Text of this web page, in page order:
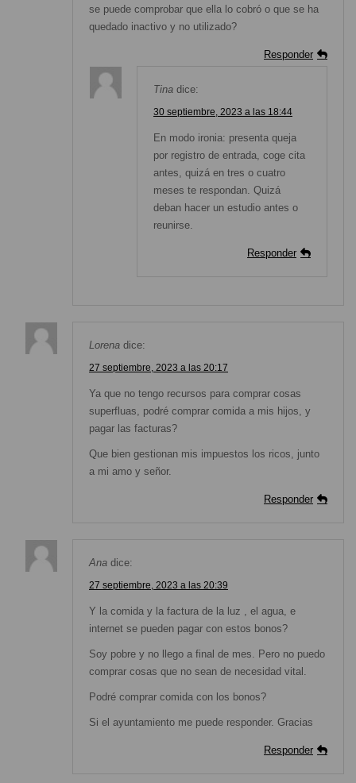
se puede comprobar que ella lo cobró o que se ha
quedado inactivo y no utilizado?
Responder
Tina dice:
30 septiembre, 2023 a las 18:44
En modo ironia: presenta queja
por registro de entrada, coge cita
antes, quizá en tres o cuatro
meses te respondan. Quizá
deban hacer un estudio antes o
reunirse.
Responder
Lorena dice:
27 septiembre, 2023 a las 20:17
Ya que no tengo recursos para comprar cosas
superfluas, podré comprar comida a mis hijos, y
pagar las facturas?
Que bien gestionan mis impuestos los ricos, junto
a mi amo y señor.
Responder
Ana dice:
27 septiembre, 2023 a las 20:39
Y la comida y la factura de la luz , el agua, e
internet se pueden pagar con estos bonos?
Soy pobre y no llego a final de mes. Pero no puedo
comprar cosas que no sean de necesidad vital.
Podré comprar comida con los bonos?
Si el ayuntamiento me puede responder. Gracias
Responder